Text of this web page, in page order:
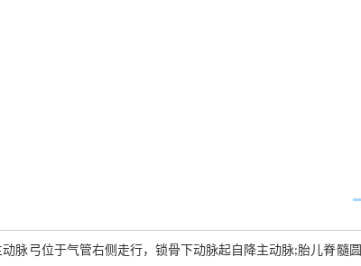
脉弓位于气管右侧走行，锁骨下动脉起自降主动脉;胎儿脊髓圆